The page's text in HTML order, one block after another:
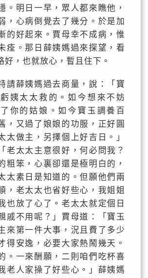
。明日一早，眾人都來瞧他，
，心病倒覺去了幾分。於是加
的好起來。賈母幸不成病，惟
痊。那日薛姨媽過來探望，看
好，也就放心，暫且住下。
請薛姨媽過去商量，說：「寶
姨太太救的。如今想來不妨
你的姑娘。如今寶玉調養百
，又過了娘娘的功服，正好圓
太做主，另擇個上好吉日。」
老太太主意很好，何必問我？
粗笨，心裏卻還是極明白的，
太素日是知道的。但願他們兩
，老太太也省好些心，我姐姐
也放了心了。老太太就定個日
戚不用呢？」賈母道：「寶玉
來第一件大事，況且費了多少
得安逸，必要大家熱鬧幾天。
。一來酬願，二則咱們吃杯喜
老人家操了好些心。」薛姨媽